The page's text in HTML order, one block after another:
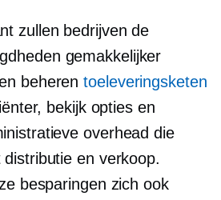
zullen bedrijven de
gemakkelijker
beherentoeleveringsketen
bekijk opties en
overhead die
en verkoop.
besparingen zich ook